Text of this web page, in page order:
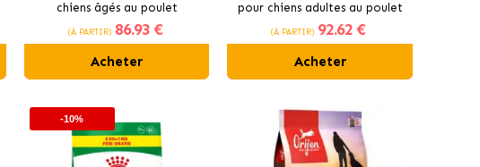
chiens âgés au poulet
(À PARTIR) 86.93 €
Acheter
pour chiens adultes au poulet
(À PARTIR) 92.62 €
Acheter
-10%